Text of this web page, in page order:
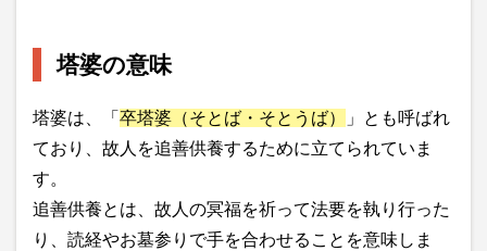
塔婆の意味
塔婆は、「 卒塔婆（そとば・そとうば）
」とも呼ばれ
ており、故人を追善供養するために立てられていま
す。
追善供養とは、故人の冥福を祈って法要を執り行った
り、読経やお墓参りで手を合わせることを意味しま